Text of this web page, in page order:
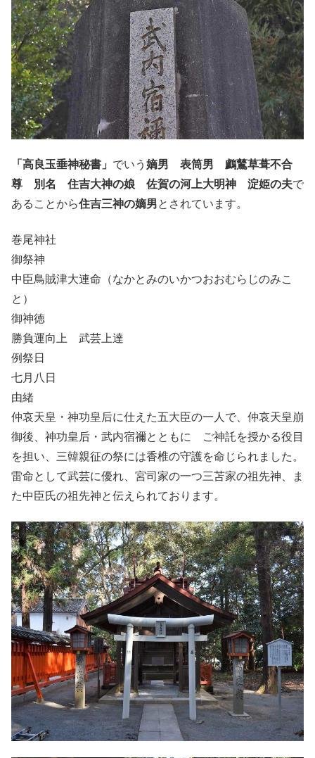
「高良玉垂神秘書」 でいう 嫡男 表筒男
鸕鶿草葺不合
尊 別名 住吉大神の娘 佐賀の河上大明神 淀姫の夫で
あることから住吉三神の嫡男とされています。
巻尾神社
御祭神
中臣鳥賊津大連命（なかとみのいかつおおむらじのみこ
と）
御神徳
勝負運向上 武芸上達
例祭日
七月八日
由緒
仲哀天皇・神功皇后に仕えた五大臣の一人で、仲哀天皇崩
御後、神功皇后・武内宿禰とともに ご神託を授かる役目
を担い、三韓親征の祭には香椎の守護を命じられました。
雷命として武芸に優れ、宮司家の一つ三苫家の祖先神、ま
た中臣氏の祖先神と伝えられております。